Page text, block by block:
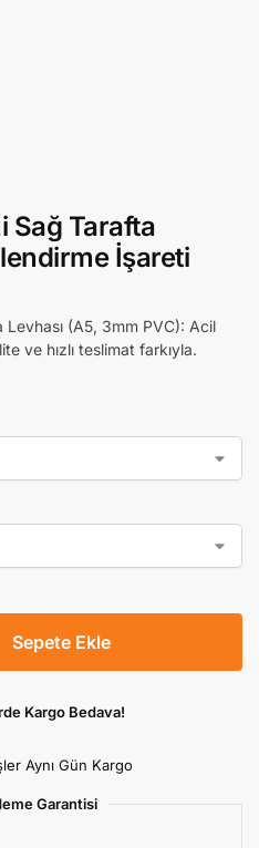
Sağ Tarafta
İşareti
(A5, 3mm PVC): Acil
ve hızlı teslimat farkıyla.
Sepete Ekle
Kargo Bedava!
Aynı Gün Kargo
Garantisi